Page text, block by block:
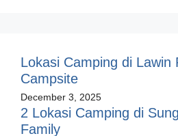
Lokasi Camping di Lawin
Campsite
December 3, 2025
2 Lokasi Camping di
Family